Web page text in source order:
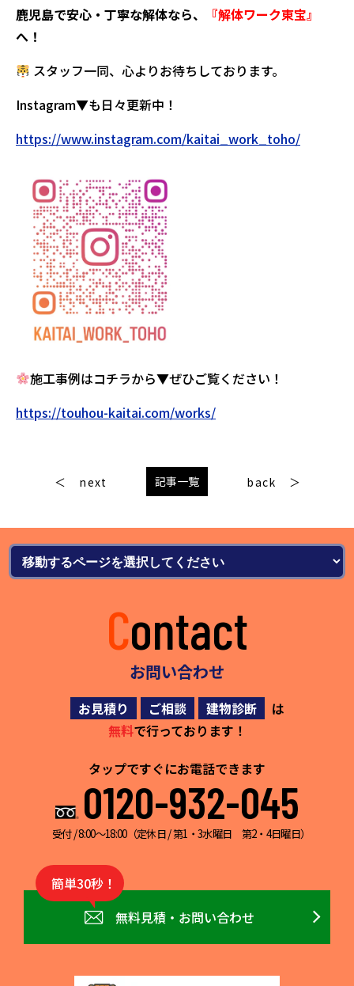
鹿児島で安心・丁寧な解体なら、
『解体ワーク東宝』
へ！
スタッフ一同、心よりお待ちしております。
Instagram▼も日々更新中！
https://www.instagram.com/kaitai_work_toho/
施工事例はコチラから▼ぜひご覧ください！
https://touhou-kaitai.com/works/
next 記事一覧 back
Contact
お問い合わせ
お見積り ご相談 建物診断
は
無料で行っております！
タップですぐにお電話できます
0120-932-045
受付 / 8:00～18:00（定休日 / 第1・3水曜日 第2・4日曜日）
簡単30秒！
無料見積・お問い合わせ